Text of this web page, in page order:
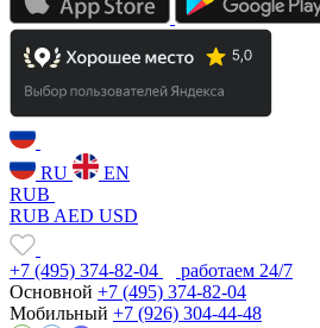
RU
EN
RUB
RUB AED USD
+7 (495) 374-82-04
работаем 24/7
Основной +7 (495) 374-82-04
Мобильный +7 (926) 304-44-48